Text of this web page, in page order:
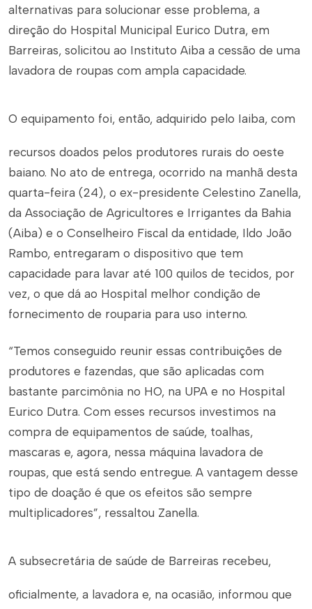
alternativas para solucionar esse problema, a
direção do Hospital Municipal Eurico Dutra, em
Barreiras, solicitou ao Instituto Aiba a cessão de uma
lavadora de roupas com ampla capacidade.
O equipamento foi, então, adquirido pelo Iaiba, com
recursos doados pelos produtores rurais do oeste
baiano. No ato de entrega, ocorrido na manhã desta
quarta-feira (24), o ex-presidente Celestino Zanella,
da Associação de Agricultores e Irrigantes da Bahia
(Aiba) e o Conselheiro Fiscal da entidade, Ildo João
Rambo, entregaram o dispositivo que tem
capacidade para lavar até 100 quilos de tecidos, por
vez, o que dá ao Hospital melhor condição de
fornecimento de rouparia para uso interno.
“Temos conseguido reunir essas contribuições de
produtores e fazendas, que são aplicadas com
bastante parcimônia no HO, na UPA e no Hospital
Eurico Dutra. Com esses recursos investimos na
compra de equipamentos de saúde, toalhas,
mascaras e, agora, nessa máquina lavadora de
roupas, que está sendo entregue. A vantagem desse
tipo de doação é que os efeitos são sempre
multiplicadores”, ressaltou Zanella.
A subsecretária de saúde de Barreiras recebeu,
oficialmente, a lavadora e, na ocasião, informou que